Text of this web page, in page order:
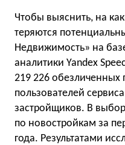
Чтобы выяснить, на
теряются
Недвижимость» на
аналитики Yandex
219 226 обезличенных
пользователей
застройщиков. В
по новостройкам за
года. Результатами